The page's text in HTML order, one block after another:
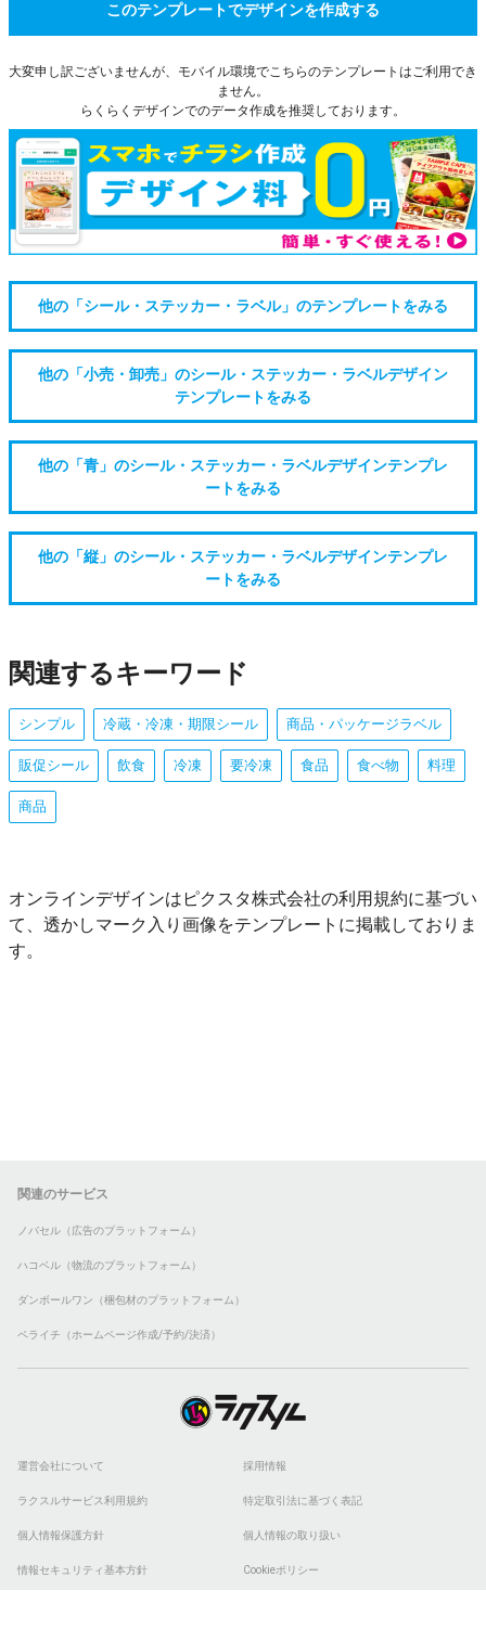
このテンプレートでデザインを作成する
大変申し訳ございませんが、モバイル環境でこちらのテンプレートはご利用でき
ません。
らくらくデザインでのデータ作成を推奨しております。
他の「シール・ステッカー・ラベル」のテンプレートをみる
他の「小売・卸売」のシール・ステッカー・ラベルデザイン
テンプレートをみる
他の「青」のシール・ステッカー・ラベルデザインテンプレ
ートをみる
他の「縦」のシール・ステッカー・ラベルデザインテンプレ
ートをみる
関連するキーワード
シンプル 冷蔵・冷凍・期限シール 商品・パッケージラベル
販促シール 飲食 冷凍 要冷凍 食品 食べ物 料理
商品
オンラインデザインはピクスタ株式会社の利用規約に基づい
て、透かしマーク入り画像をテンプレートに掲載しておりま
す。
関連のサービス
ノバセル（広告のプラットフォーム）
ハコベル（物流のプラットフォーム）
ダンボールワン（梱包材のプラットフォーム）
ペライチ（ホームページ作成/予約/決済）
運営会社について 採用情報
ラクスルサービス利用規約 特定取引法に基づく表記
個人情報保護方針 個人情報の取り扱い
情報セキュリティ基本方針 Cookieポリシー